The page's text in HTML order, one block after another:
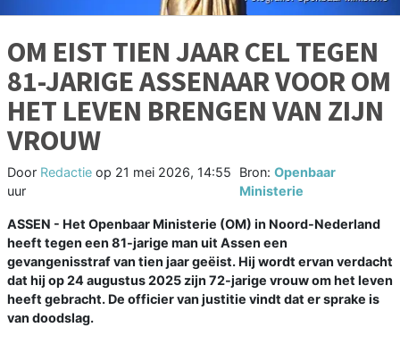
OM EIST TIEN JAAR CEL TEGEN
81-JARIGE ASSENAAR VOOR OM
HET LEVEN BRENGEN VAN ZIJN
VROUW
Door Redactie op 21 mei 2026, 14:55
uur
Bron: Openbaar
Ministerie
ASSEN - Het Openbaar Ministerie (OM) in Noord-Nederland
heeft tegen een 81-jarige man uit Assen een
gevangenisstraf van tien jaar geëist. Hij wordt ervan verdacht
dat hij op 24 augustus 2025 zijn 72-jarige vrouw om het leven
heeft gebracht. De officier van justitie vindt dat er sprake is
van doodslag.